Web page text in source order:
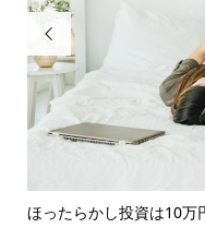

ほったらかし投資は10万